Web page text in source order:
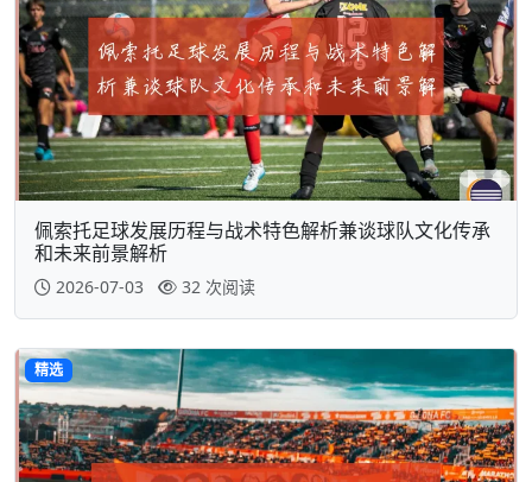
佩索托足球发展历程与战术特色解析兼谈球队文化传承
和未来前景解析
2026-07-03 32 次阅读
精选